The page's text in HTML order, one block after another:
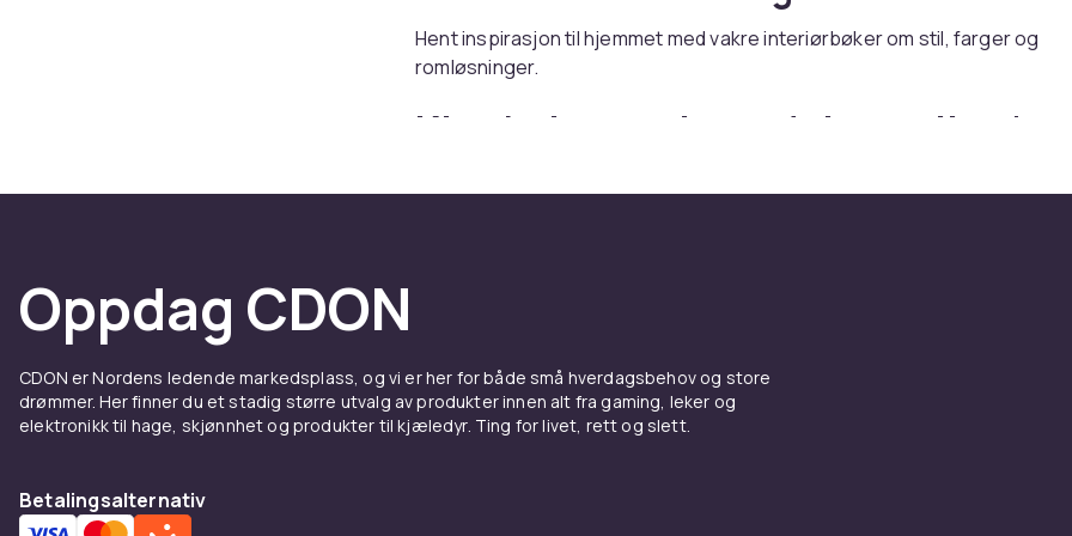
Hent inspirasjon til hjemmet med vakre interiørbøker om stil, farger og
romløsninger.
Kjøp bøker om innredning online
CDON
Oppdag CDON
CDON er Nordens ledende markedsplass, og vi er her for både små hverdagsbehov og store
drømmer. Her finner du et stadig større utvalg av produkter innen alt fra gaming, leker og
elektronikk til hage, skjønnhet og produkter til kjæledyr. Ting for livet, rett og slett.
Betalingsalternativ